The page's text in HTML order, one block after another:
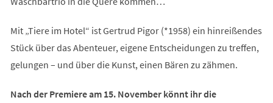
Mit „Tiere im Hotel“ ist Gertrud Pigor (*1958) ein hinreißendes
Stück über das Abenteuer, eigene Entscheidungen zu treffen,
gelungen – und über die Kunst, einen Bären zu zähmen.
Nach der Premiere am 15. November könnt ihr die